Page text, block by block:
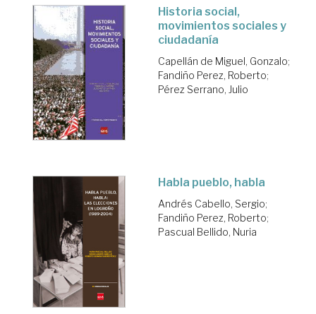
Historia social,
movimientos sociales y
ciudadanía
Capellán de Miguel, Gonzalo;
Fandiño Perez, Roberto;
Pérez Serrano, Julio
Habla pueblo, habla
Andrés Cabello, Sergio;
Fandiño Perez, Roberto;
Pascual Bellido, Nuria